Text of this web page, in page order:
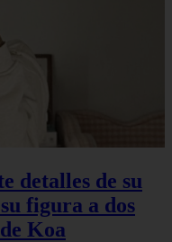
detalles de su
figura a dos
Koa